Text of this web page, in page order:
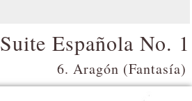
Suite Española No. 1
6. Aragón (Fantasía)